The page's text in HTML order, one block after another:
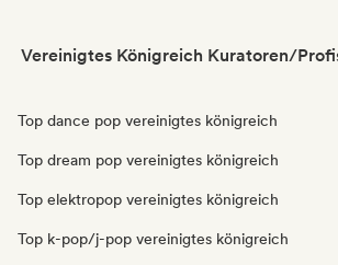
Vereinigtes Königreich Kuratoren/
Top dance pop vereinigtes königreich
Top dream pop vereinigtes königreich
Top elektropop vereinigtes königreich
Top k-pop/j-pop vereinigtes königreich